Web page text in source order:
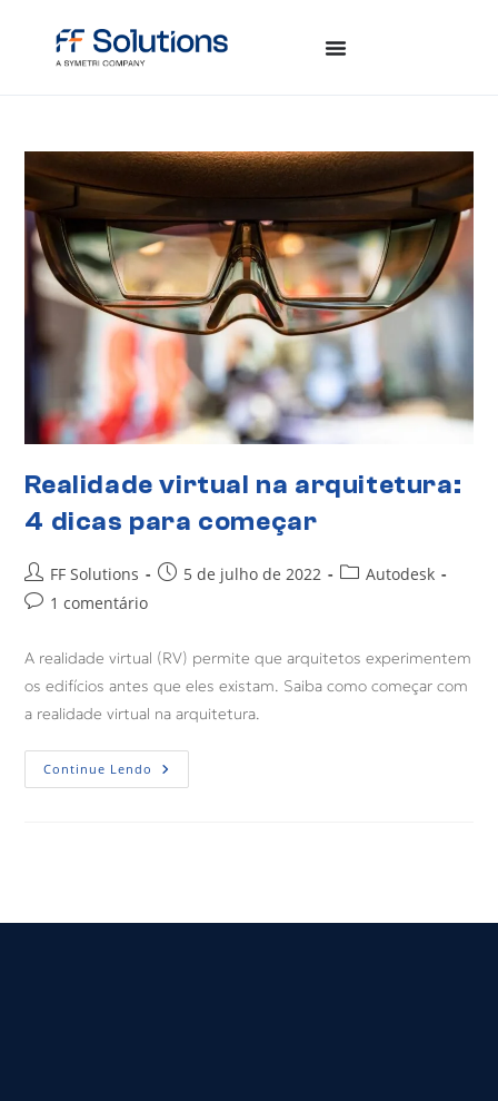
Realidade virtual na arquitetura:
4 dicas para começar
FF Solutions 5 de julho de 2022
Autodesk
1 comentário
A realidade virtual (RV) permite que arquitetos experimentem
os edifícios antes que eles existam. Saiba como começar com
a realidade virtual na arquitetura.
Continue Lendo